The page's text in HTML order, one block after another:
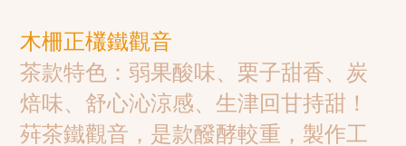
木柵正欉鐵觀音
茶款特色：弱果酸味、栗子甜香、炭
焙味、舒心沁涼感、生津回甘持甜！
荈茶鐵觀音，是款醱酵較重，製作工